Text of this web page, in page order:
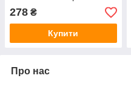
278 ₴
Купити
Про нас